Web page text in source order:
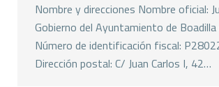
Nombre y direcciones Nombre oficial:
Gobierno del Ayuntamiento de
Número de identificación fiscal:
Dirección postal: C/ Juan Carlos I, 42…